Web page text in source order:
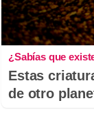
¿Sabías que
Estas
de otro